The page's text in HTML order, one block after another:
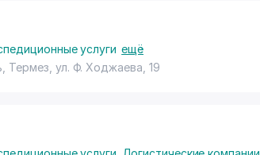
услуги ещё
Термез, ул. Ф. Ходжаева , 19